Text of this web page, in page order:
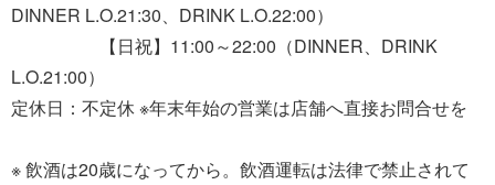
DINNER L.O.21:30、DRINK L.O.22:00）
【日祝】11:00～22:00（DINNER、DRINK
L.O.21:00）
定休日：不定休 ※年末年始の営業は店舗へ直接お問合せを
※ 飲酒は20歳になってから。飲酒運転は法律で禁止されて